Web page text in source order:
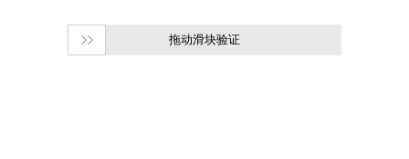
拖动滑块验证